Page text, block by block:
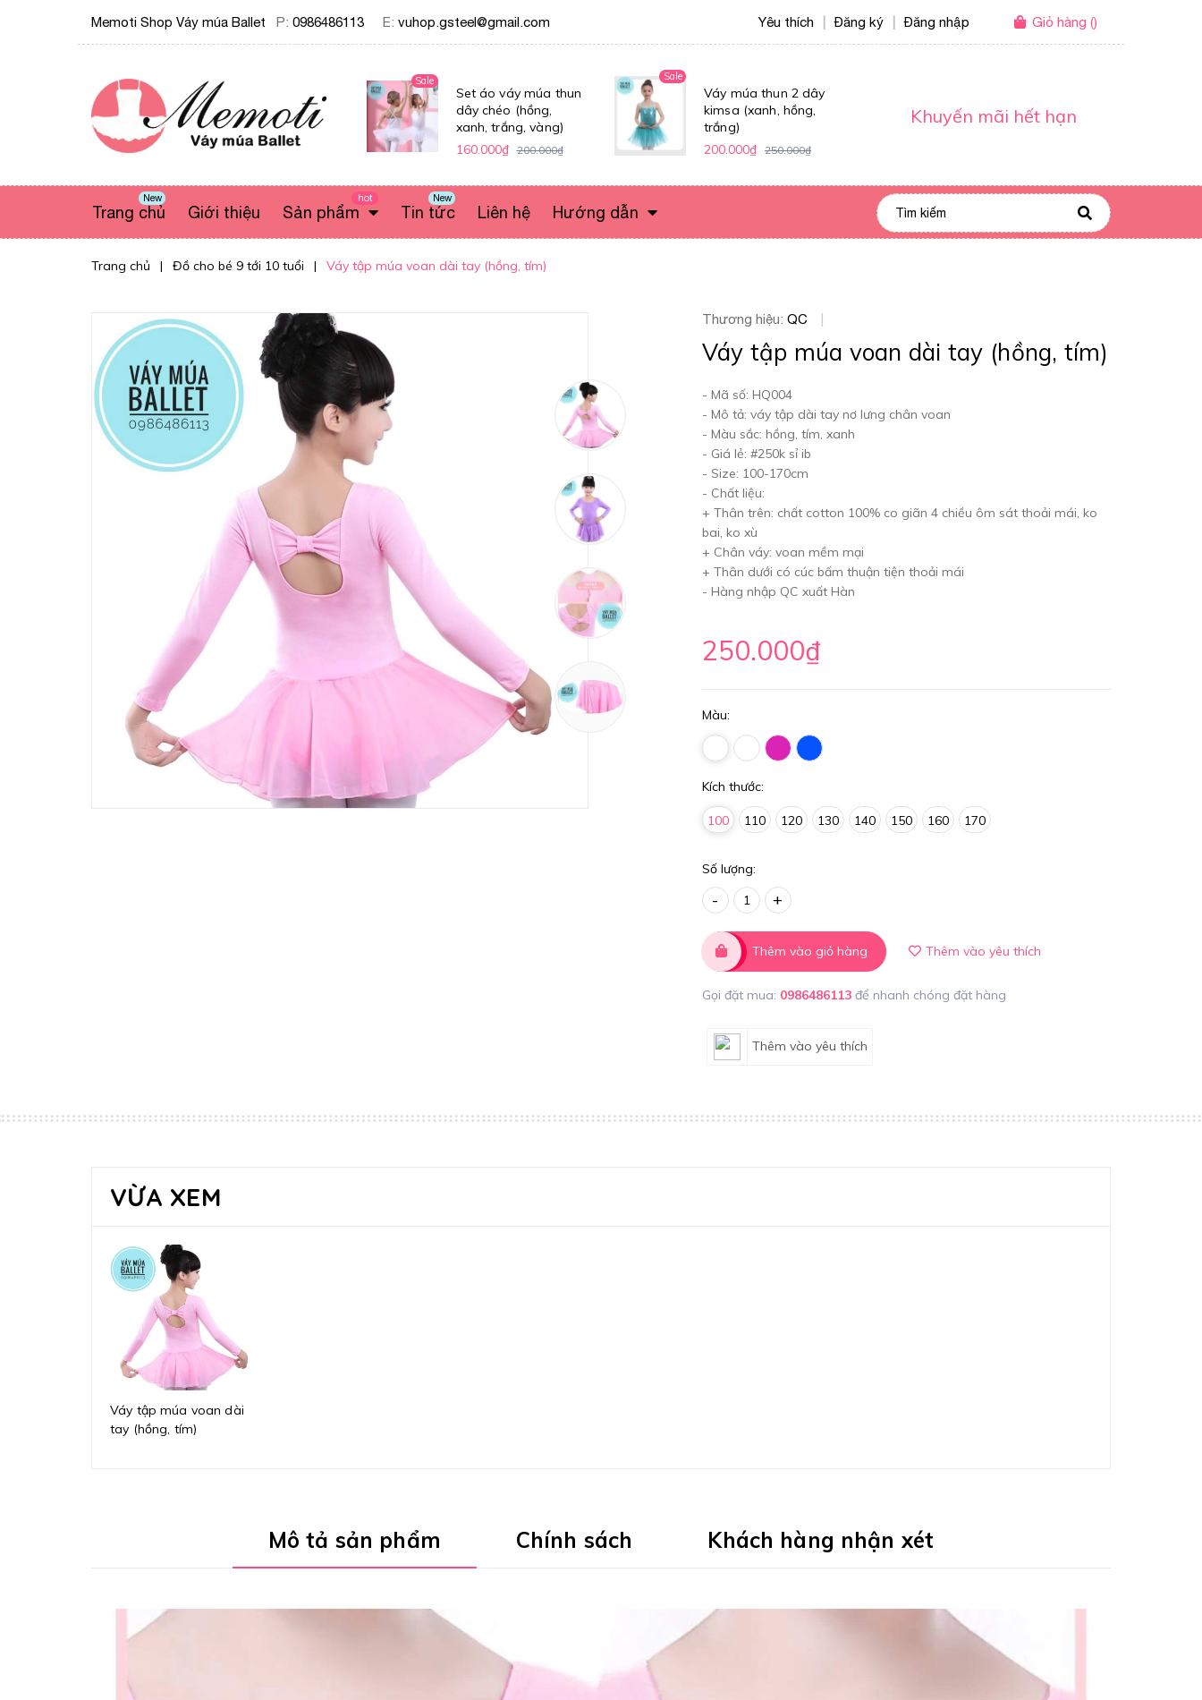
Memoti Shop Váy múa Ballet P: 0986486113 E: vuhop.gsteel@gmail.com Yêu thích Đăng ký Đăng nhập Giỏ hàng ()
Sale
Set áo váy múa thun
dây chéo (hồng,
xanh, trắng, vàng)
160.000₫ 200.000₫
Sale
Váy múa thun 2 dây
kimsa (xanh, hồng,
trắng)
200.000₫ 250.000₫
Khuyến mãi hết hạn
Trang chủ
New
Giới thiệu Sản phẩm
hot
Tin tức
New
Liên hệ Hướng dẫn
Trang chủ | Đồ cho bé 9 tới 10 tuổi | Váy tập múa voan dài tay (hồng, tím)
Thương hiệu: QC
Váy tập múa voan dài tay (hồng, tím)
- Mã số: HQ004
- Mô tả: váy tập dài tay nơ lưng chân voan
- Màu sắc: hồng, tím, xanh
- Giá lẻ: #250k sỉ ib
- Size: 100-170cm
- Chất liệu:
+ Thân trên: chất cotton 100% co giãn 4 chiều ôm sát thoải mái, ko
bai, ko xù
+ Chân váy: voan mềm mại
+ Thân dưới có cúc bấm thuận tiện thoải mái
- Hàng nhập QC xuất Hàn
250.000₫
Màu:
Kích thước:
100 110 120 130 140 150 160 170
Số lượng:
- +
Thêm vào giỏ hàng Thêm vào yêu thích
Gọi đặt mua: 0986486113 để nhanh chóng đặt hàng
Thêm vào yêu thích
VỪA XEM
Váy tập múa voan dài
tay (hồng, tím)
Mô tả sản phẩm Chính sách Khách hàng nhận xét